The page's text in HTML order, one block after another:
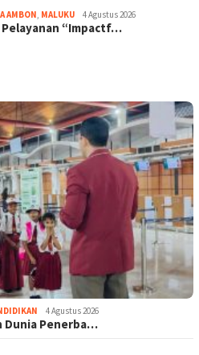
AMBON MALUKU 4 Agustus 2026
Pelayanan “Impactf…
4 Agustus 2026
Dunia Penerba…